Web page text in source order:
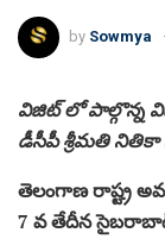
by Sowmya
విజిట్ లో పాల్గొన్న
డీసీపీ శ్రీమతి నితికా
తెలంగాణ రాష్ట్ర
7 వ తేదీన